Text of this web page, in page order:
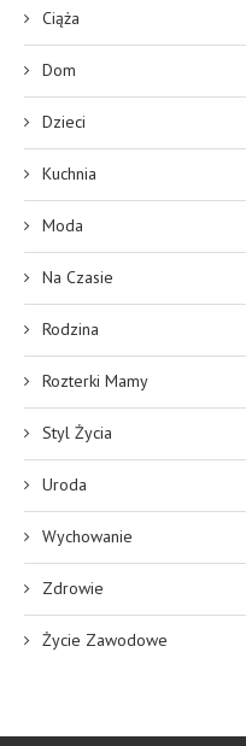
Ciąża
Dom
Dzieci
Kuchnia
Moda
Na Czasie
Rodzina
Rozterki Mamy
Styl Życia
Uroda
Wychowanie
Zdrowie
Życie Zawodowe